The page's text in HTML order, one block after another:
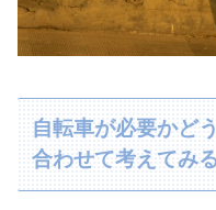
自転車が必要かど
合わせて考えてみ